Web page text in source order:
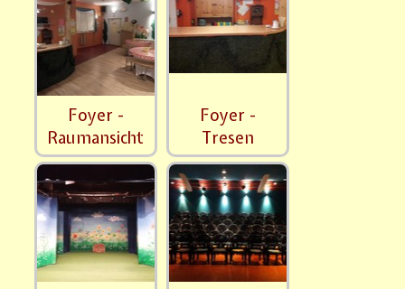
Foyer -
Raumansicht
Foyer -
Tresen